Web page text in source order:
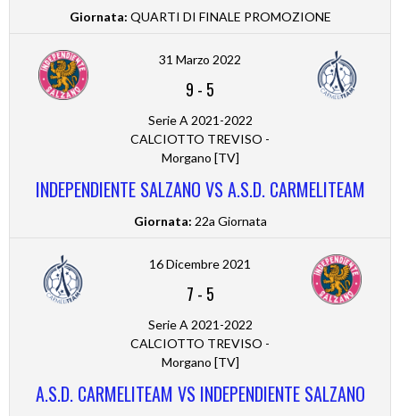
Giornata: QUARTI DI FINALE PROMOZIONE
31 Marzo 2022
9 - 5
Serie A 2021-2022
CALCIOTTO TREVISO -
Morgano [TV]
INDEPENDIENTE SALZANO VS A.S.D. CARMELITEAM
Giornata: 22a Giornata
16 Dicembre 2021
7 - 5
Serie A 2021-2022
CALCIOTTO TREVISO -
Morgano [TV]
A.S.D. CARMELITEAM VS INDEPENDIENTE SALZANO